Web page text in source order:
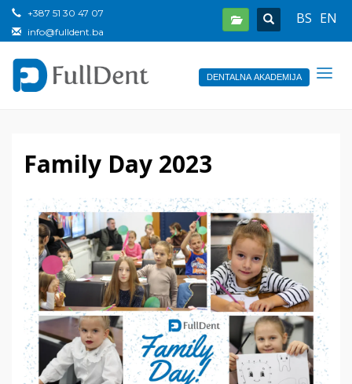
BS EN
+387 51 30 47 07
info@fulldent.ba
DENTALNA AKADEMIJA
Family Day 2023